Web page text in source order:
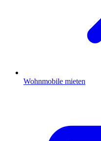
Wohnmobile mieten